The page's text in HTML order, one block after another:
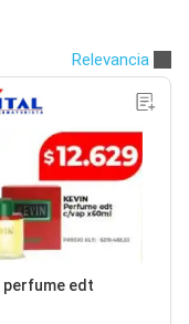
Relevancia
perfume edt